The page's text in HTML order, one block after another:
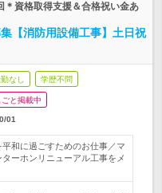
資格取得支援＆合格祝い金あ
【消防用設備工事】土日祝
なし 学歴不問
と掲載中
01
和に過ごすためのお仕事／マ
ーホンリニューアル工事をメ